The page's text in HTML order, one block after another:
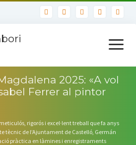
open
menu
2025: «A vol
Ferrer al pintor
rigorós i excel·lent treball que fa anys
tècnic de l’Ajuntament de Castelló, Germán
pràctica en làmines i enregistraments